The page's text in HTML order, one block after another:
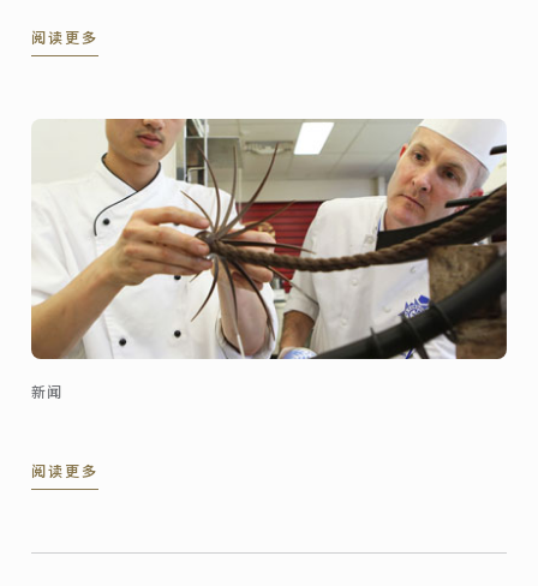
阅读更多
新闻
阅读更多